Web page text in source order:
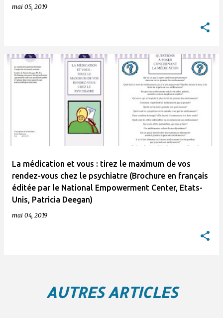
mai 05, 2019
La médication et vous : tirez le maximum de vos
rendez-vous chez le psychiatre (Brochure en français
éditée par le National Empowerment Center, Etats-
Unis, Patricia Deegan)
mai 04, 2019
AUTRES ARTICLES